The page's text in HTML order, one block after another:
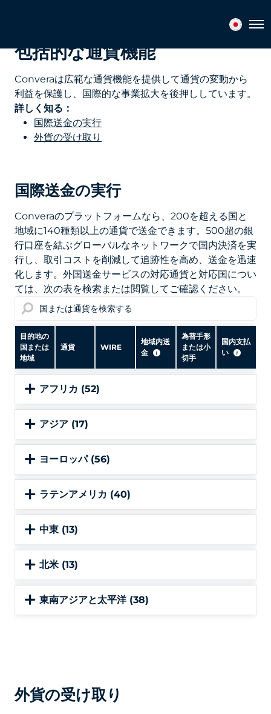
グローバルビジネスのための
包括的な通貨機能
Converaは広範な通貨機能を提供して通貨の変動から
利益を保護し、国際的な事業拡大を後押ししています。
詳しく知る：
国際送金の実行
外貨の受け取り
国際送金の実行
Converaのプラットフォームなら、200を超える国と
地域に140種類以上の通貨で送金できます。500超の銀
行口座を結ぶグローバルなネットワークで国内決済を実
行し、取引コストを削減して追跡性を高め、送金を迅速
化します。外国送金サービスの対応通貨と対応国につい
ては、次の表を検索または閲覧してご確認ください。
目的地の
国または
地域
通貨 WIRE
地域内送
金
為替手形
または小
切手
国内支払
い
アフリカ (52)
アジア (17)
ヨーロッパ (56)
ラテンアメリカ (40)
中東 (13)
北米 (13)
東南アジアと太平洋 (38)
外貨の受け取り